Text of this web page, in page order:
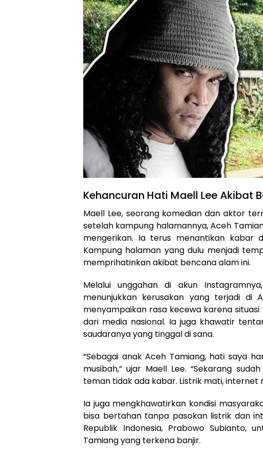
Kehancuran Hati Maell Lee Akibat
Maell Lee, seorang komedian dan aktor
setelah kampung halamannya, Aceh
mengerikan. Ia terus menantikan kabar
Kampung halaman yang dulu menjadi
memprihatinkan akibat bencana alam ini.
Melalui unggahan di akun
menunjukkan kerusakan yang terjadi di
menyampaikan rasa kecewa karena
dari media nasional. Ia juga khawatir
saudaranya yang tinggal di sana.
“Sebagai anak Aceh Tamiang, hati saya
musibah,” ujar Maell Lee. “Sekarang
teman tidak ada kabar. Listrik mati, internet
Ia juga mengkhawatirkan kondisi
bisa bertahan tanpa pasokan listrik dan
Republik Indonesia, Prabowo Subianto,
Tamiang yang terkena banjir.